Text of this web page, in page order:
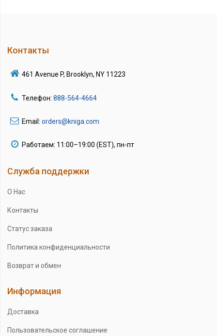
Контакты
461 Avenue P, Brooklyn, NY 11223
Телефон: 888-564-4664
Email: orders@kniga.com
Работаем: 11:00–19:00 (EST), пн-пт
Служба поддержки
О Нас
Контакты
Статус заказа
Политика конфиденциальности
Возврат и обмен
Информация
Доставка
Пользовательское соглашение